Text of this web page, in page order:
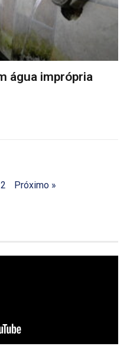
água imprópria
2 Próximo »